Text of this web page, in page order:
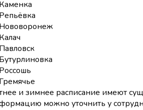
и зимнее расписание имеют
можно уточнить у